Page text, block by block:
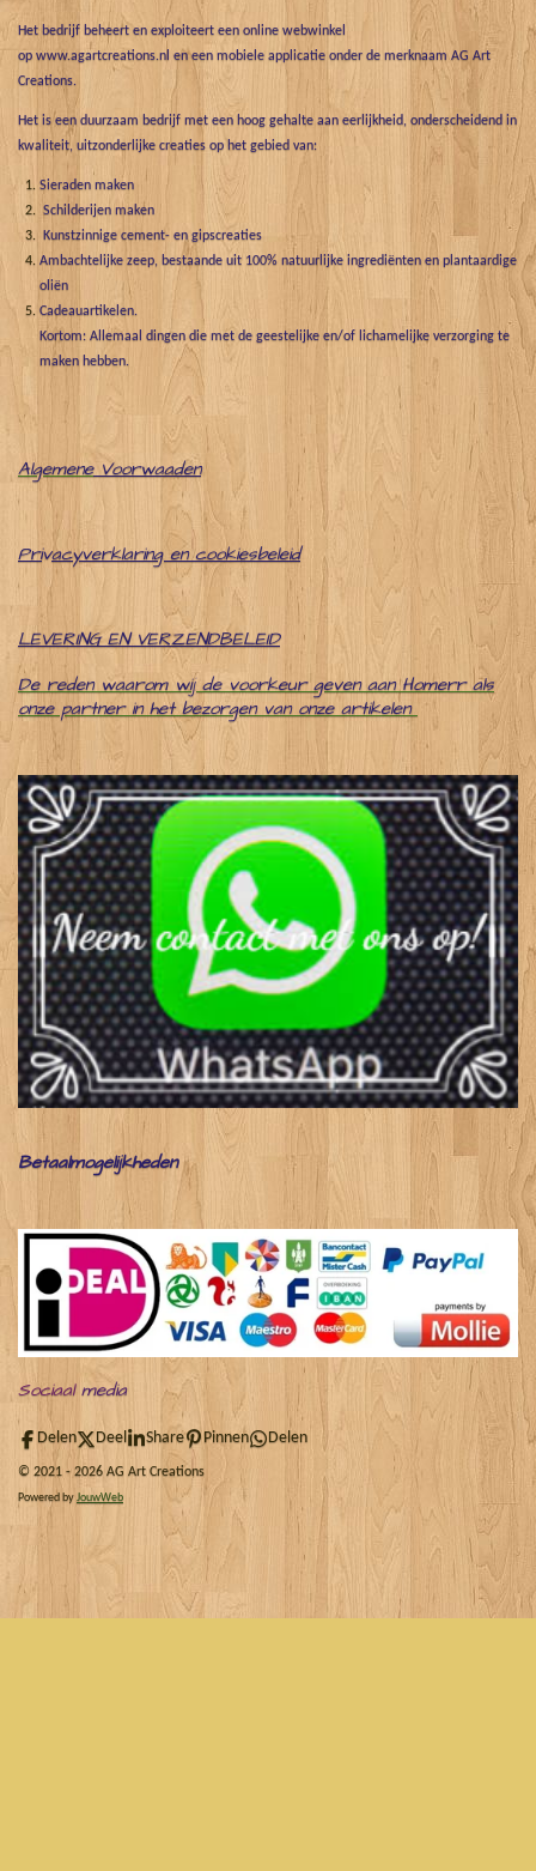
Het bedrijf beheert en exploiteert een online webwinkel
op www.agartcreations.nl en een mobiele applicatie onder de merknaam AG Art
Creations.
Het is een duurzaam bedrijf met een hoog gehalte aan eerlijkheid, onderscheidend in
kwaliteit, uitzonderlijke creaties op het gebied van:
Sieraden maken
Schilderijen maken
Kunstzinnige cement- en gipscreaties
Ambachtelijke zeep, bestaande uit 100% natuurlijke ingrediënten en plantaardige
oliën
Cadeauartikelen.
Kortom: Allemaal dingen die met de geestelijke en/of lichamelijke verzorging te
maken hebben.
Algemene Voorwaaden
Privacyverklaring en cookiesbeleid
LEVERING EN VERZENDBELEID
De reden waarom wij de voorkeur geven aan Homerr als
onze partner in het bezorgen van onze artikelen
Betaalmogelijkheden
Sociaalmedia
Delen Deel Share Pinnen Delen
© 2021 - 2026 AG Art Creations
Powered byJouwWeb